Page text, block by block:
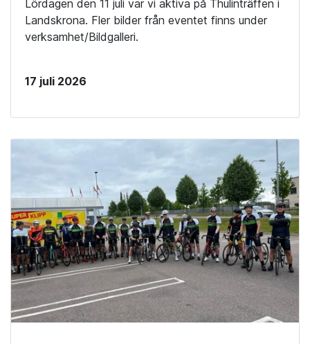
Lördagen den 11 juli var vi aktiva på Thulinträffen i
Landskrona. Fler bilder från eventet finns under
verksamhet/Bildgalleri.
17 juli 2026